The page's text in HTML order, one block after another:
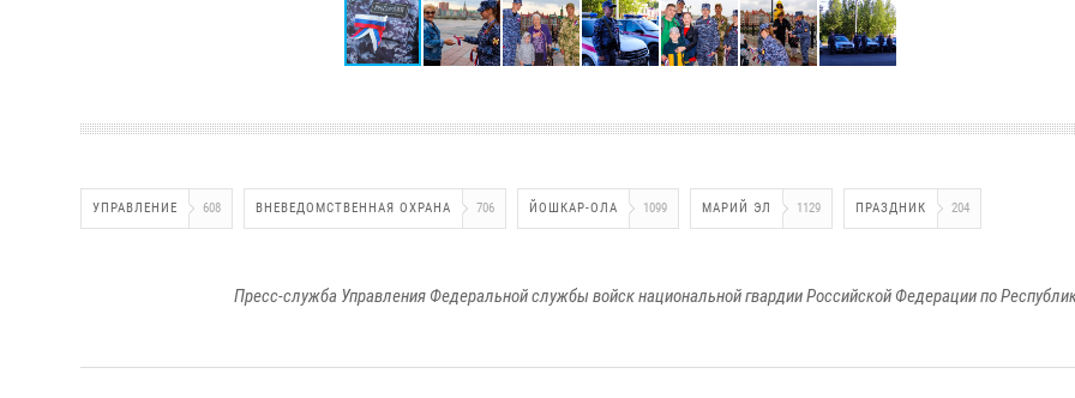
УПРАВЛЕНИЕ 608 ВНЕВЕДОМСТВЕННАЯ ОХРАНА 706 ЙОШКАР-ОЛА 1099 МАРИЙ ЭЛ 1129 ПРАЗДНИК 204
Пресс-служба Управления Федеральной службы войск национальной гвардии Российской Федерации по